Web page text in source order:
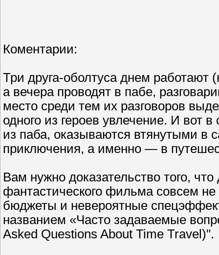
Коментарии:
Три друга-оболтуса днем работают
а вечера проводят в пабе,
место среди тем их разговоров
одного из героев увлечение. И вот
из паба, оказываются втянутыми в
приключения, а именно — в
Вам нужно доказательство того,
фантастического фильма совсем
бюджеты и невероятные
названием «Часто задаваемые
Asked Questions About Time Travel)".